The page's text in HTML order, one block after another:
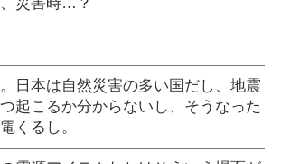
日本は自然災害の多い国だし、地震
起こるか分からないし、そうなった
くるし。